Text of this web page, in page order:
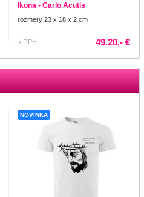
Ikona - Carlo Acutis
rozmery 23 x 18 x 2 cm
s DPH 49.20,- €
NOVINKA